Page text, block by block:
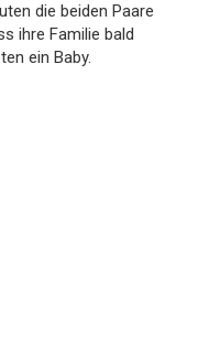
die beiden Paare
ihre Familie bald
ein Baby.